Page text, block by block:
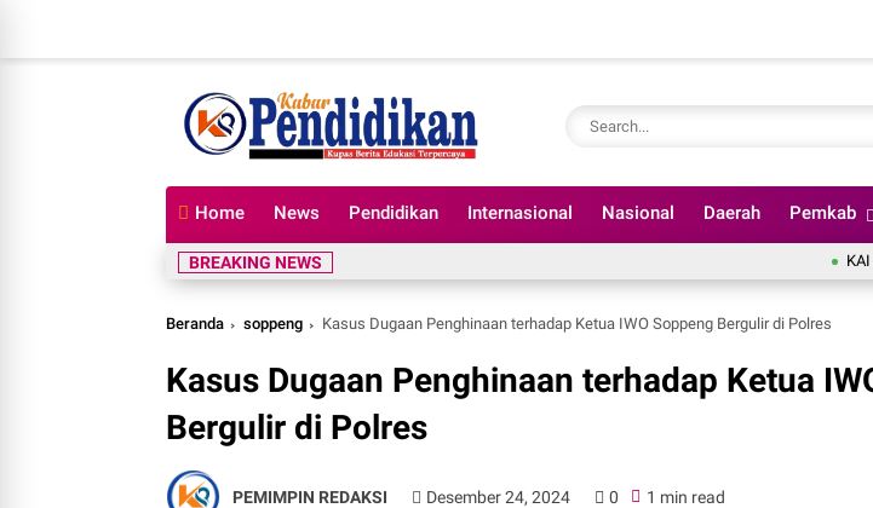
Home News Pendidikan Internasional Nasional Daerah Pemkab
BREAKING NEWS KAI
Beranda soppeng Kasus Dugaan Penghinaan terhadap Ketua IWO Soppeng Bergulir di Polres
Kasus Dugaan Penghinaan terhadap Ketua
Bergulir di Polres
PEMIMPIN REDAKSI Desember 24, 2024 0 1 min read